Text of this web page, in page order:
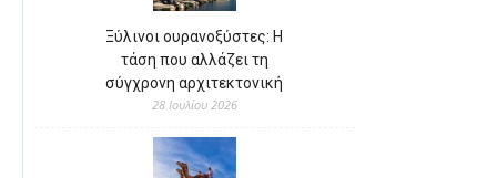
Ξύλινοι ουρανοξύστες: Η
τάση που αλλάζει τη
σύγχρονη αρχιτεκτονική
28 Ιουλίου 2026